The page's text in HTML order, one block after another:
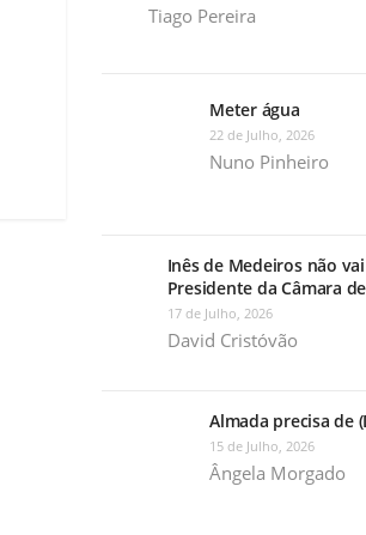
Tiago Pereira
Meter água
22 de Julho, 2026
Nuno Pinheiro
Inês de Medeiros não
Presidente da Câmara
17 de Julho, 2026
David Cristóvão
Almada precisa de
15 de Julho, 2026
Ângela Morgado